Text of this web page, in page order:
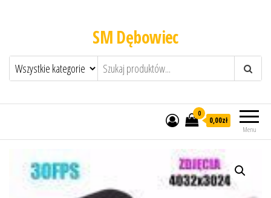
SM Dębowiec
Menu
0
0,00zł